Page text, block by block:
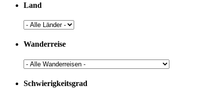
Land
Wanderreise
Schwierigkeitsgrad